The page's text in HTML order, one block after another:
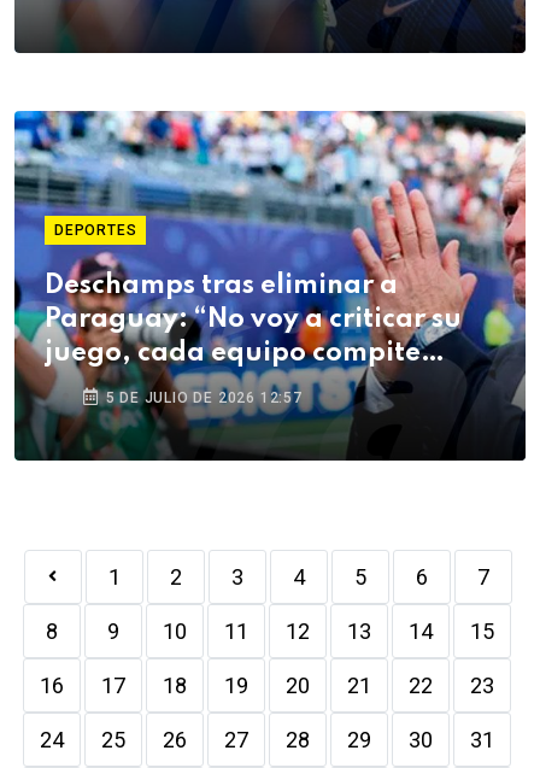
DEPORTES
Deschamps tras eliminar a
Paraguay: “No voy a criticar su
juego, cada equipo compite
como quiere”
5 DE JULIO DE 2026 12:57
1 2 3 4 5 6 7
8 9 10 11 12 13 14 15
16 17 18 19 20 21 22 23
24 25 26 27 28 29 30 31